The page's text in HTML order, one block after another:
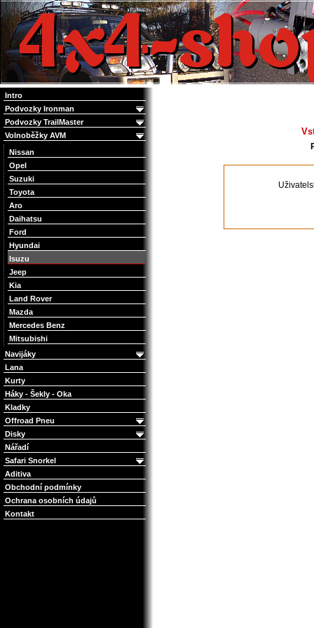
4x4 Offroad e-shop
Intro
Podvozky Ironman
Podvozky TrailMaster
Volnoběžky AVM
Nissan
Opel
Suzuki
Toyota
Aro
Daihatsu
Ford
Hyundai
Isuzu
Jeep
Kia
Land Rover
Mazda
Mercedes Benz
Mitsubishi
Navijáky
Lana
Kurty
Háky - Šekly - Oka
Kladky
Offroad Pneu
Disky
Nářadí
Safari Snorkel
Aditiva
Obchodní podmínky
Ochrana osobních údajů
Kontakt